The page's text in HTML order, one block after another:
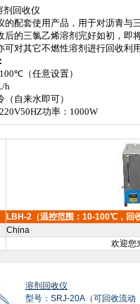
剂回收仪
的配套使用产品，用于对沥青与
后的三氯乙烯溶剂完好如初，即
可对其它不燃性溶剂进行回收利
（任意设置）
/h
自来水即可）
功率： 1000W
LBH-2（温控范围：10-100℃，回
China
欢迎您
溶剂回收仪
型号：SRJ-20A（可回收流动